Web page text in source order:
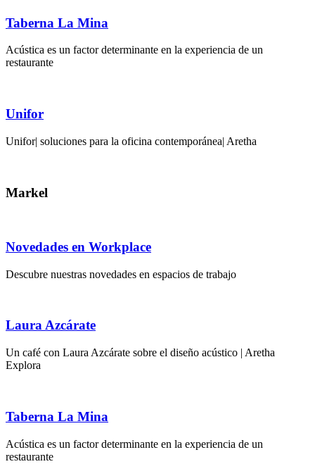
Taberna La Mina
Acústica es un factor determinante en la experiencia de un
restaurante
Unifor
Unifor| soluciones para la oficina contemporánea| Aretha
Markel
Novedades en Workplace
Descubre nuestras novedades en espacios de trabajo
Laura Azcárate
Un café con Laura Azcárate sobre el diseño acústico | Aretha
Explora
Taberna La Mina
Acústica es un factor determinante en la experiencia de un
restaurante